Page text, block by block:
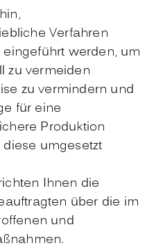
Verfahren
werden, um
zu vermeiden
zu vermindern und
für eine
Produktion
umgesetzt
Ihnen die
über die im
und